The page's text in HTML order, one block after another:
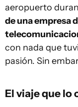
aeropuerto
de una empresa
con nada que
pasión. Sin
El viaje que lo